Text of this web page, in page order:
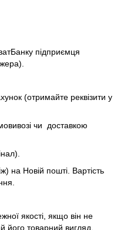
підприємця
(отримайте реквізити у
чи доставкою
на Новій пошті. Вартість
якості, якщо він не
його товарний вигляд,